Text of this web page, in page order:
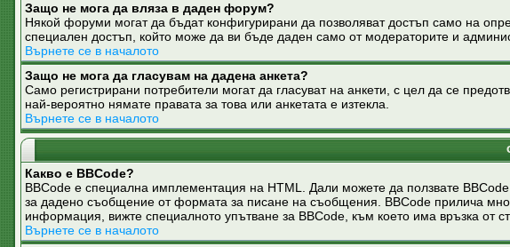
Защо не мога да вляза в даден форум?
Някой форуми могат да бъдат конфигурирани да позволяват достъп само на
специален достъп, който може да ви бъде даден само от модераторите и
Върнете се в началото
Защо не мога да гласувам на дадена анкета?
Само регистрирани потребители могат да гласуват на анкети, с цел да се
най-вероятно нямате правата за това или анкетата е изтекла.
Върнете се в началото
Какво е BBCode?
BBCode е специална имплементация на HTML. Дали можете да ползвате
за дадено съобщение от формата за писане на съобщения. BBCode прилича
информация, вижте специалното упътване за BBCode, към което има връзка от
Върнете се в началото